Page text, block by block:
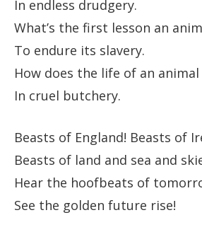
In endless drudgery.
What’s the first lesson an
To endure its slavery.
How does the life of an animal
In cruel butchery.
Beasts of England! Beasts of
Beasts of land and sea and
Hear the hoofbeats of
See the golden future rise!